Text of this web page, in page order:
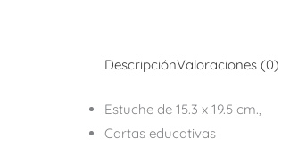
DescripciónValoraciones (0)
Estuche de 15.3 x 19.5 cm.,
Cartas educativas